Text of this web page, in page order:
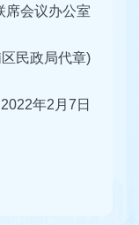
席会议办公室
民政局代章)
2022年2月7日